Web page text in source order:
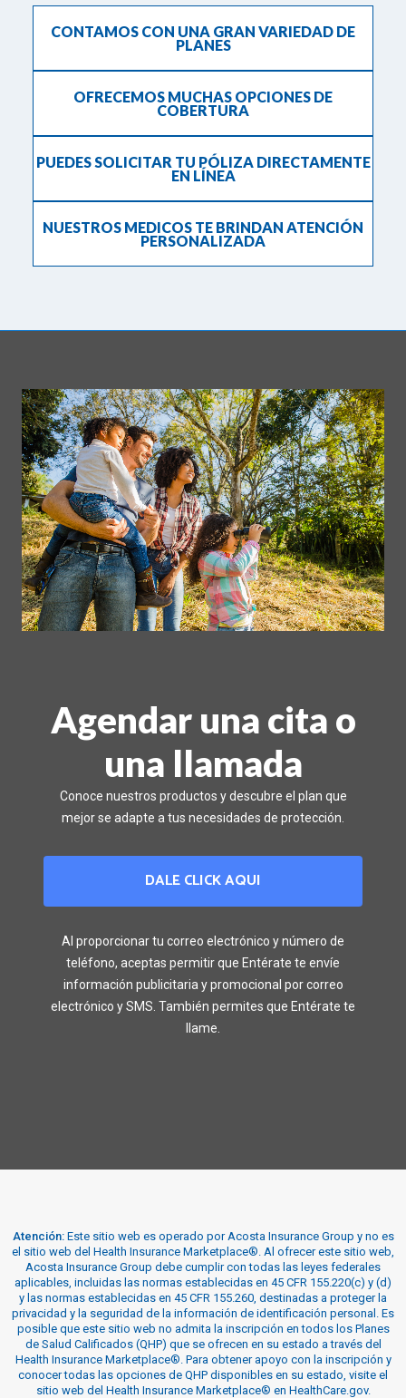
CONTAMOS CON UNA GRAN VARIEDAD DE
PLANES
OFRECEMOS MUCHAS OPCIONES DE
COBERTURA
PUEDES SOLICITAR TU PÓLIZA DIRECTAMENTE
EN LÍNEA
NUESTROS MEDICOS TE BRINDAN ATENCIÓN
PERSONALIZADA
Agendar una cita o
una llamada
Conoce nuestros productos y descubre el plan que
mejor se adapte a tus necesidades de protección.
DALE CLICK AQUI
Al proporcionar tu correo electrónico y número de
teléfono, aceptas permitir que Entérate te envíe
información publicitaria y promocional por correo
electrónico y SMS. También permites que Entérate te
llame.
Atención:Este sitio web es operado por Acosta Insurance Group y no es
el sitio web del Health Insurance Marketplace®. Al ofrecer este sitio web,
Acosta Insurance Group debe cumplir con todas las leyes federales
aplicables, incluidas las normas establecidas en 45 CFR 155.220(c) y (d)
y las normas establecidas en 45 CFR 155.260, destinadas a proteger la
privacidad y la seguridad de la información de identificación personal. Es
posible que este sitio web no admita la inscripción en todos los Planes
de Salud Calificados (QHP) que se ofrecen en su estado a través del
Health Insurance Marketplace®. Para obtener apoyo con la inscripción y
conocer todas las opciones de QHP disponibles en su estado, visite el
sitio web del Health Insurance Marketplace® en HealthCare.gov.